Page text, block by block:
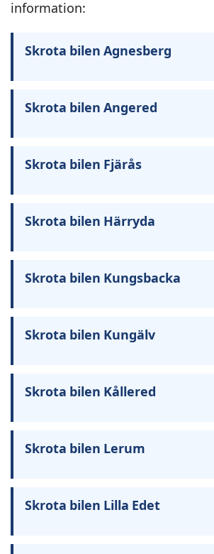
information:
Skrota bilen Agnesberg
Skrota bilen Angered
Skrota bilen Fjärås
Skrota bilen Härryda
Skrota bilen Kungsbacka
Skrota bilen Kungälv
Skrota bilen Kållered
Skrota bilen Lerum
Skrota bilen Lilla Edet